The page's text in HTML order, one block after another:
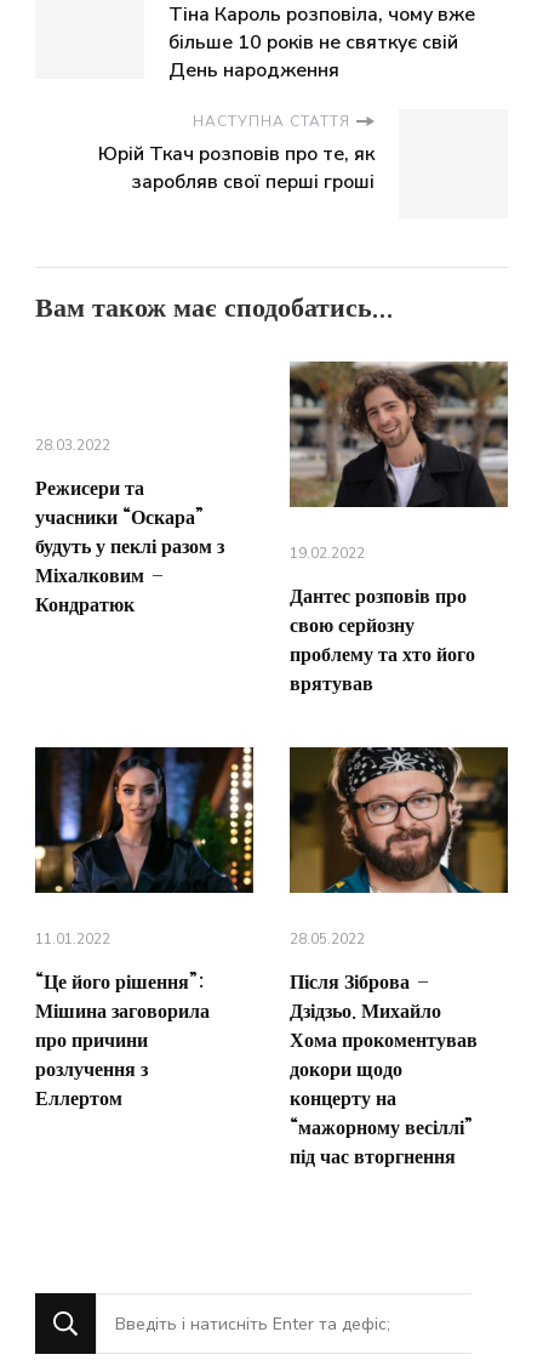
Тіна Кароль розповіла, чому вже
більше 10 років не святкує свій
День народження
НАСТУПНА СТАТТЯ
Юрій Ткач розповів про те, як
заробляв свої перші гроші
Вам також має сподобатись...
28.03.2022
Режисери та
учасники “Оскара”
будуть у пеклі разом з
Міхалковим –
Кондратюк
19.02.2022
Дантес розповів про
свою серйозну
проблему та хто його
врятував
11.01.2022
“Це його рішення”:
Мішина заговорила
про причини
розлучення з
Еллертом
28.05.2022
Після Зіброва –
Дзідзьо. Михайло
Хома прокоментував
докори щодо
концерту на
“мажорному весіллі”
під час вторгнення
Шукаєте
щось?